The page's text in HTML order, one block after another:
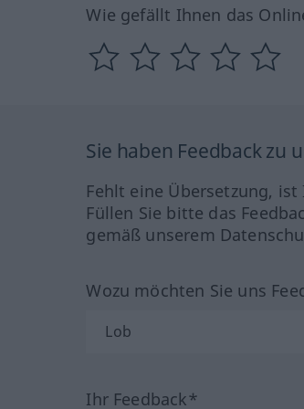
Wie gefällt Ihnen das
Sie haben Feedback zu
Fehlt eine Übersetzung,
Füllen Sie bitte das
gemäß unserem
Wozu möchten Sie uns
Ihr Feedback*